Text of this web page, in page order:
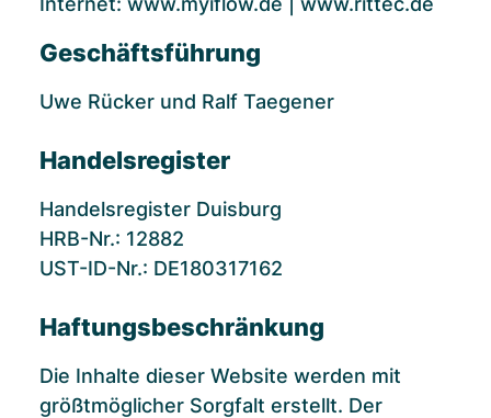
Geschäftsführung
Uwe Rücker und Ralf Taegener
Handelsregister
Handelsregister Duisburg
HRB-Nr.: 12882
UST-ID-Nr.: DE180317162
Haftungsbeschränkung
Die Inhalte dieser Website werden mit
größtmöglicher Sorgfalt erstellt. Der